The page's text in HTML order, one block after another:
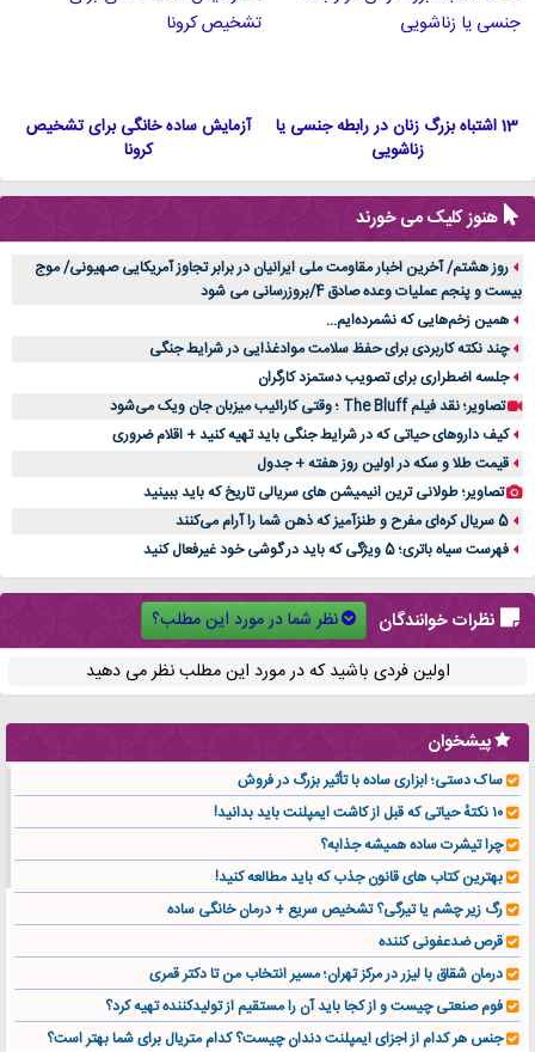
13 اشتباه بزرگ زنان در رابطه جنسی یا
زناشویی
آزمایش ساده خانگی برای تشخیص
کرونا
هنوز کلیک می خورند
روز هشتم/ آخرین اخبار مقاومت ملی ایرانیان در برابر تجاوز آمریکایی صهیونی/ موج
بیست و پنجم عملیات وعده صادق 4/بروزرسانی می شود
همین زخم‌هایی که نشمرده‌ایم...
چند نکته کاربردی برای حفظ سلامت موادغذایی در شرایط جنگی
جلسه اضطراری برای تصویب دستمزد کارگران
تصاویر؛ نقد فیلم The Bluff ؛ وقتی کارائیب میزبان جان ویک می‌شود
کیف داروهای حیاتی که در شرایط جنگی باید تهیه کنید + اقلام ضروری
قیمت طلا و سکه در اولین روز هفته + جدول
تصاویر؛ طولانی ترین انیمیشن های سریالی تاریخ که باید ببینید
5 سریال کره‌ای مفرح و طنزآمیز که ذهن شما را آرام می‌کنند
فهرست سیاه باتری؛ 5 ویژگی که باید در گوشی خود غیرفعال کنید
نظرات خوانندگان
نظر شما در مورد این مطلب؟
اولین فردی باشید که در مورد این مطلب نظر می دهید
پیشخوان
ساک دستی؛ ابزاری ساده با تأثیر بزرگ در فروش
۱۰ نکتهٔ حیاتی که قبل از کاشت ایمپلنت باید بدانید!
چرا تیشرت ساده همیشه جذابه؟
بهترین کتاب های قانون جذب که باید مطالعه کنید!
رگ زیر چشم یا تیرگی؟ تشخیص سریع + درمان خانگی ساده
قرص ضدعفونی کننده
درمان شقاق با لیزر در مرکز تهران؛ مسیر انتخاب من تا دکتر قمری
فوم صنعتی چیست و از کجا باید آن را مستقیم از تولیدکننده تهیه کرد؟
جنس هر کدام از اجزای ایمپلنت دندان چیست؟ کدام متریال برای شما بهتر است؟